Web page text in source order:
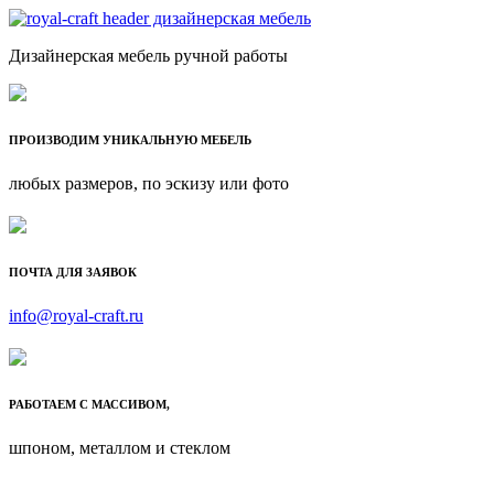
Дизайнерская мебель ручной работы
ПРОИЗВОДИМ УНИКАЛЬНУЮ МЕБЕЛЬ
любых размеров, по эскизу или фото
ПОЧТА ДЛЯ ЗАЯВОК
info@royal-craft.ru
РАБОТАЕМ С МАССИВОМ,
шпоном, металлом и стеклом